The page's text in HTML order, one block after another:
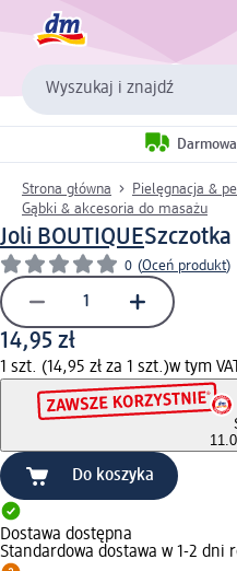
Wyszukaj i znajdź
Strona główna Pielęgnacja &
Gąbki & akcesoria do masażu
Joli BOUTIQUE
0 (Oceń produkt)
14,95 zł
1 szt. (14,95 zł za 1 szt.)w tym
Do koszyka
Dostawa dostępna
Standardowa dostawa w 1-2 dni